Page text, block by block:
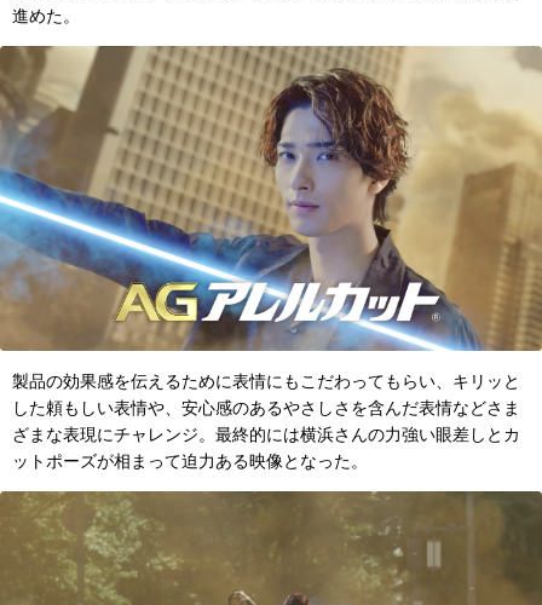
進めた。
製品の効果感を伝えるために表情にもこだわってもらい、キリッと
した頼もしい表情や、安心感のあるやさしさを含んだ表情などさま
ざまな表現にチャレンジ。最終的には横浜さんの力強い眼差しとカ
ットポーズが相まって迫力ある映像となった。